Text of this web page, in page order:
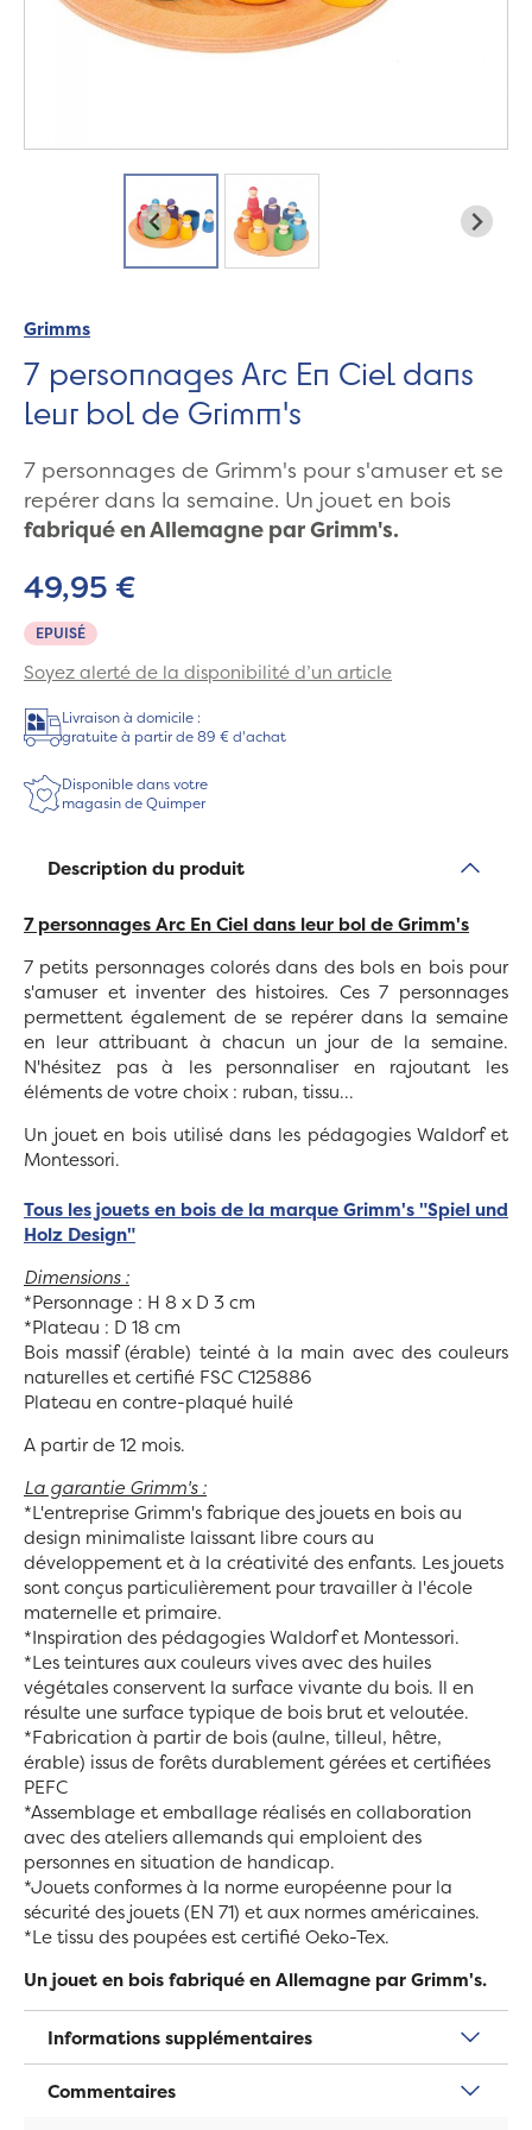
Grimms
7 personnages Arc En Ciel dans
leur bol de Grimm's
7 personnages de Grimm's pour s'amuser et se
repérer dans la semaine. Un jouet en bois
fabriqué en Allemagne par Grimm's.
EPUISÉ
49,95 €
Soyez alerté de la disponibilité d’un article
Livraison à domicile :
gratuite à partir de 89 € d'achat
Disponible dans votre
magasin de Quimper
Description du produit
7 personnages Arc En Ciel dans leur bol de Grimm's
7 petits personnages colorés dans des bols en bois pour
s'amuser et inventer des histoires. Ces 7 personnages
permettent également de se repérer dans la semaine
en leur attribuant à chacun un jour de la semaine.
N'hésitez pas à les personnaliser en rajoutant les
éléments de votre choix : ruban, tissu...
Un jouet en bois utilisé dans les pédagogies Waldorf et
Montessori.
Tous les jouets en bois de la marque Grimm's "Spiel und
Holz Design"
Dimensions :
*Personnage : H 8 x D 3 cm
*Plateau : D 18 cm
Bois massif (érable) teinté à la main avec des couleurs
naturelles et certifié FSC C125886
Plateau en contre-plaqué huilé
A partir de 12 mois.
La garantie Grimm's :
*L'entreprise Grimm's fabrique des jouets en bois au
design minimaliste laissant libre cours au
développement et à la créativité des enfants. Les jouets
sont conçus particulièrement pour travailler à l'école
maternelle et primaire.
*Inspiration des pédagogies Waldorf et Montessori.
*Les teintures aux couleurs vives avec des huiles
végétales conservent la surface vivante du bois. Il en
résulte une surface typique de bois brut et veloutée.
*Fabrication à partir de bois (aulne, tilleul, hêtre,
érable) issus de forêts durablement gérées et certifiées
PEFC
*Assemblage et emballage réalisés en collaboration
avec des ateliers allemands qui emploient des
personnes en situation de handicap.
*Jouets conformes à la norme européenne pour la
sécurité des jouets (EN 71) et aux normes américaines.
*Le tissu des poupées est certifié Oeko-Tex.
Un jouet en bois fabriqué en Allemagne par Grimm's.
Informations supplémentaires
Commentaires